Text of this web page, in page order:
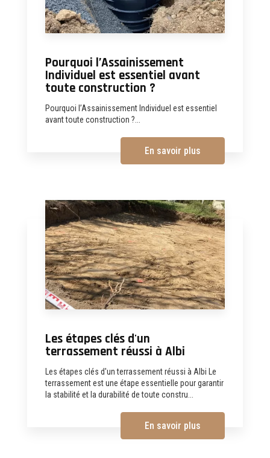
Pourquoi l’Assainissement
Individuel est essentiel avant
toute construction ?
Pourquoi l’Assainissement Individuel est essentiel
avant toute construction ?...
En savoir plus
Les étapes clés d'un
terrassement réussi à Albi
Les étapes clés d'un terrassement réussi à Albi Le
terrassement est une étape essentielle pour garantir
la stabilité et la durabilité de toute constru...
En savoir plus